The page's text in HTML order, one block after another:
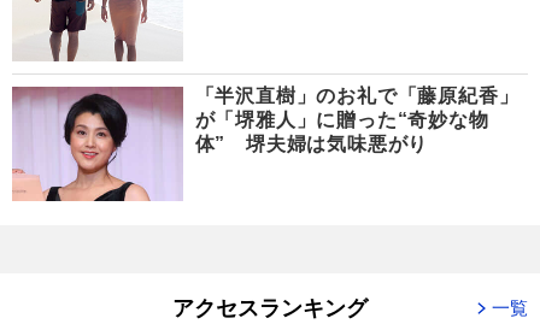
「半沢直樹」のお礼で「藤原紀香」
が「堺雅人」に贈った“奇妙な物
体” 堺夫婦は気味悪がり
アクセスランキング 一覧